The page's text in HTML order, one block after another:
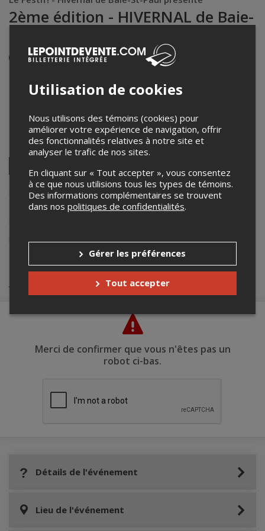
2ème édition - HIVERNAL de Baie-
Événement en personne
21h00 – 23h45 / Entrée: 20h30
1 Place de l'église, Baie-Saint-Paul,QC,Canada
Partagez cet événement
Facebook
Twitter
LinkedinPinterestEnvoyer
par
courriel
Lepointdevente.com agit à titre de mandataire pourLe Festif!
cadre de l’affichage en ligne et la vente de billets pour ses
événements.
billetterie@lefestif.ca.
Achat de billets
Merci de confirmer que vous n'êtes pas un
robot ci-bas.
Détails de l'événement
Lieu de l'événement
Utilisation de cookies
Nous utilisons des témoins (cookies) pour
améliorer votre expérience de navigation, offrir
des fonctionnalités relatives à notre site et
analyser le trafic de nos sites.
En cliquant sur « Tout accepter », vous consentez
à ce que nous utilisions tous les types de témoins.
Des informations complémentaires se trouvent
dans nos politiques de confidentialités.
Gérer les préférences
Tout accepter